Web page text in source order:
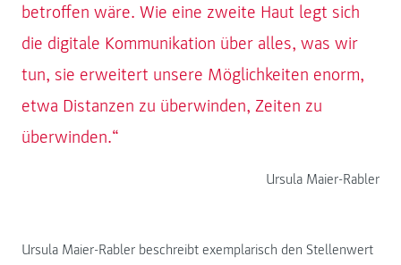
betroffen wäre. Wie eine zweite Haut legt sich
die digitale Kommunikation über alles, was wir
tun, sie erweitert unsere Möglichkeiten enorm,
etwa Distanzen zu überwinden, Zeiten zu
überwinden.“
Ursula Maier-Rabler
Ursula Maier-Rabler beschreibt exemplarisch den Stellenwert